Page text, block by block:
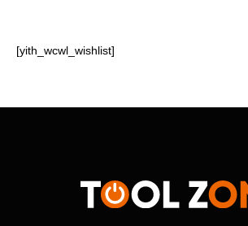
[yith_wcwl_wishlist]